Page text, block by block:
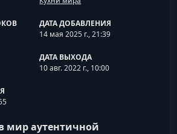
ДАТА ДОБАВЛЕНИЯ
14 мая 2025 г., 21:39
ДАТА ВЫХОДА
10 авг. 2022 г., 10:00
мир аутентичной